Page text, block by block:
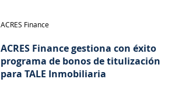
ACRES Finance gestiona con éxito
programa de bonos de titulización
para TALE Inmobiliaria
ACRES Finance